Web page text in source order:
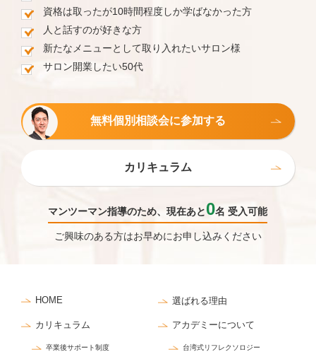
資格は取ったが10時間程度しか学ばなかった方
人と話すのが好きな方
新たなメニューとして取り入れたいサロン様
サロン開業したい50代
無料個別相談会に参加する
カリキュラム
マンツーマン指導のため、現在あと0名 受入可能
ご興味のある方はお早めにお申し込みください
HOME 選ばれる理由
カリキュラム
卒業後サポート制度
アカデミーについて
台湾式リフレクソロジー